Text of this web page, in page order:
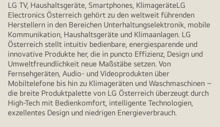
LG TV, Haushaltsgeräte, Smartphones, KlimageräteLG
Electronics Österreich gehört zu den weltweit führenden
Herstellern in den Bereichen Unterhaltungselektronik, mobile
Kommunikation, Haushaltsgeräte und Klimaanlagen. LG
Österreich stellt intuitiv bedienbare, energiesparende und
innovative Produkte her, die in puncto Effizienz, Design und
Umweltfreundlichkeit neue Maßstäbe setzen. Von
Fernsehgeräten, Audio- und Videoprodukten über
Mobiltelefone bis hin zu Klimageräten und Waschmaschinen –
die breite Produktpalette von LG Österreich überzeugt durch
High-Tech mit Bedienkomfort, intelligente Technologien,
exzellentes Design und niedrigen Energieverbrauch.